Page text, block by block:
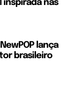
inspirada nas
lança
brasileiro